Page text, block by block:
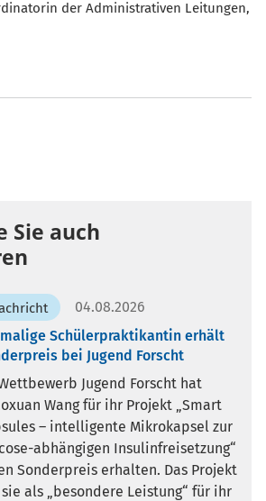
der Administrativen Leitungen,
Sie auch
04.08.2026
Schülerpraktikantin erhält
bei Jugend Forscht
Jugend Forscht hat
Wang für ihr Projekt „Smart
– intelligente Mikrokapsel zur
abhängigen Insulinfreisetzung“
Sonderpreis erhalten. Das Projekt
als „besondere Leistung“ für ihr